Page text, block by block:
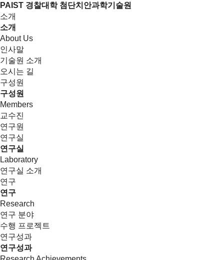
PAIST 경찰대학 첨단치안과학기술원
소개
소개
About Us
인사말
기술원 소개
오시는 길
구성원
구성원
Members
교수진
연구원
연구실
연구실
Laboratory
연구실 소개
연구
연구
Research
연구 분야
수행 프로젝트
연구성과
연구성과